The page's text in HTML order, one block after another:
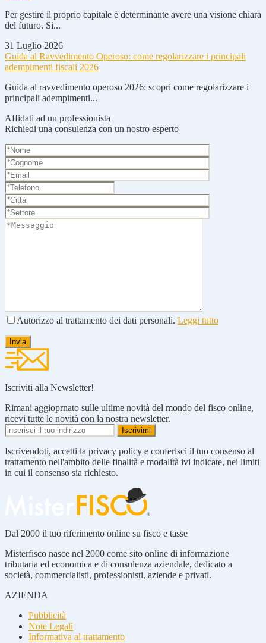
Per gestire il proprio capitale è determinante avere una visione chiara
del futuro. Si...
31 Luglio 2026
Guida al Ravvedimento Operoso: come regolarizzare i principali
adempimenti fiscali 2026
Guida al ravvedimento operoso 2026: scopri come regolarizzare i
principali adempimenti...
Affidati ad un professionista
Richiedi una consulenza con un nostro esperto
Autorizzo al trattamento dei dati personali. Leggi tutto
Iscriviti alla Newsletter!
Rimani aggioprnato sulle ultime novità del mondo del fisco online,
ricevi tutte le novità con la nostra newsletter.
Iscrivendoti, accetti la privacy policy e conferisci il tuo consenso al
trattamento nell'ambito delle finalità e modalità ivi indicate, nei limiti
in cui il consenso sia richiesto.
Dal 2000 il tuo riferimento online su fisco e tasse
Misterfisco nasce nel 2000 come sito online di informazione
tributaria ed economica e di consulenza aziendale, dedicato a
società, commercialisti, professionisti, aziende e privati.
AZIENDA
Pubblicità
Note Legali
Informativa al trattamento